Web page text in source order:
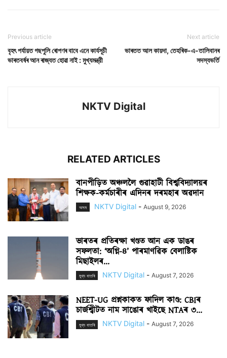
Previous article
বৃহৎ পৰ্যায়ত গছপুলি ৰোপণৰ বাবে এনে কাৰ্যসূচী
ভাৰতবৰ্ষৰ আন ৰাজ্যত হোৱা নাই : মুখ্যমন্ত্রী
Next article
ভাৰতত আল কায়দা, তেহৰিক-এ-তালিবানৰ
সদস্যভৰ্তি
NKTV Digital
RELATED ARTICLES
বানপীড়িত অঞ্চললৈ গুৱাহাটী বিশ্ববিদ্যালয়ৰ
শিক্ষক-কৰ্মচাৰীৰ এদিনৰ দৰমহাৰ অৱদান
অসম NKTV Digital - August 9, 2026
ভাৰতৰ প্ৰতিৰক্ষা খণ্ডত আন এক ডাঙৰ
সফলতা: ‘অগ্নি-৪’ পাৰমাণৱিক বেলাষ্টিক
মিছাইলৰ...
মুখ্য বাতৰি NKTV Digital - August 7, 2026
NEET-UG প্ৰশ্নকাকত ফাদিল কাণ্ড: CBIৰ
চাৰ্জশ্বীটত নাম সাঙোৰ খাইছে NTAৰ ৩...
মুখ্য বাতৰি NKTV Digital - August 7, 2026